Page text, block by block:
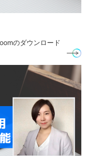
のダウンロード